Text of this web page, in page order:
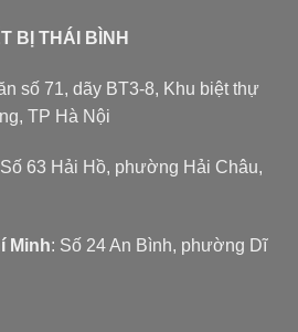
BỊ THÁI BÌNH
số 71, dãy BT3-8, Khu biệt thự
TP Hà Nội
63 Hải Hồ, phường Hải Châu,
Minh: Số 24 An Bình, phường Dĩ